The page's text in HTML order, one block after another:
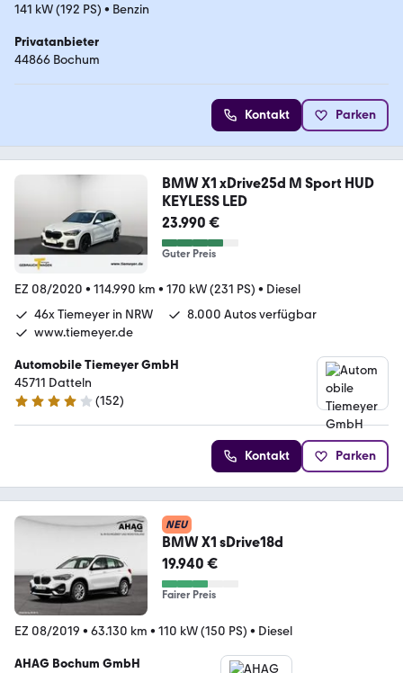
141 kW (192 PS) • Benzin
Privatanbieter
44866 Bochum
Kontakt Parken
BMW X1 xDrive25d M Sport HUD
KEYLESS LED
23.990 €
Guter Preis
EZ 08/2020 • 114.990 km • 170 kW (231 PS) • Diesel
46x Tiemeyer in NRW
8.000 Autos verfügbar
www.tiemeyer.de
Automobile Tiemeyer GmbH
45711 Datteln
3.8 Sterne
(152)
Kontakt Parken
NEU
BMW X1 sDrive18d
19.940 €
Fairer Preis
EZ 08/2019 • 63.130 km • 110 kW (150 PS) • Diesel
AHAG Bochum GmbH